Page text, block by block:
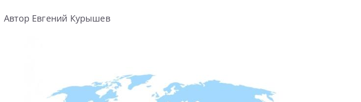
Автор Евгений Курышев